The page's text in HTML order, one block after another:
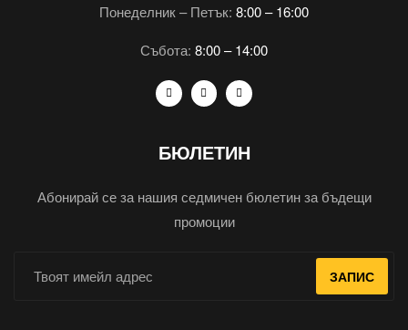
Понеделник – Петък: 8:00 – 16:00
Събота: 8:00 – 14:00
БЮЛЕТИН
Абонирай се за нашия седмичен бюлетин за бъдещи
промоции
ЗАПИС